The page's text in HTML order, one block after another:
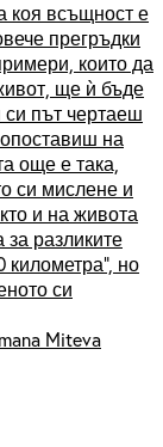
коя всъщност е
прегръдки
които да
ще ѝ бъде
път чертаеш
на
още е така,
си мислене и
и на живота
разликите
но
си
Miteva